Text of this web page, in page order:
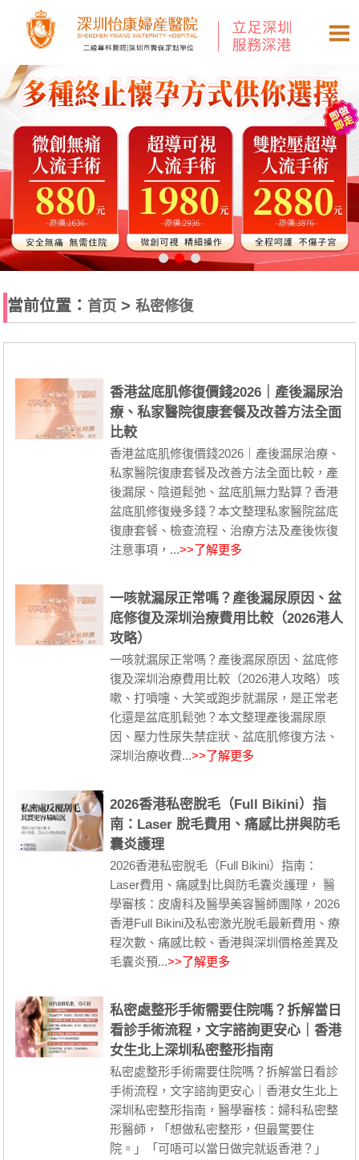
當前位置： 首页 >私密修復
香港盆底肌修復價錢2026｜產後漏尿治
療、私家醫院復康套餐及改善方法全面
比較
香港盆底肌修復價錢2026｜產後漏尿治療、
私家醫院復康套餐及改善方法全面比較，產
後漏尿、陰道鬆弛、盆底肌無力點算？香港
盆底肌修復幾多錢？本文整理私家醫院盆底
復康套餐、檢查流程、治療方法及產後恢復
注意事項，...>>了解更多
一咳就漏尿正常嗎？產後漏尿原因、盆
底修復及深圳治療費用比較（2026港人
攻略）
一咳就漏尿正常嗎？產後漏尿原因、盆底修
復及深圳治療費用比較（2026港人攻略）咳
嗽、打噴嚏、大笑或跑步就漏尿，是正常老
化還是盆底肌鬆弛？本文整理產後漏尿原
因、壓力性尿失禁症狀、盆底肌修復方法、
深圳治療收費...>>了解更多
2026香港私密脫毛（Full Bikini）指
南：Laser 脫毛費用、痛感比拼與防毛
囊炎護理
2026香港私密脫毛（Full Bikini）指南：
Laser費用、痛感對比與防毛囊炎護理， 醫
學審核：皮膚科及醫學美容醫師團隊，2026
香港Full Bikini及私密激光脫毛最新費用、療
程次數、痛感比較、香港與深圳價格差異及
毛囊炎預...>>了解更多
私密處整形手術需要住院嗎？拆解當日
看診手術流程，文字諮詢更安心｜香港
女生北上深圳私密整形指南
私密處整形手術需要住院嗎？拆解當日看診
手術流程，文字諮詢更安心｜香港女生北上
深圳私密整形指南，醫學審核：婦科私密整
形醫師，「想做私密整形，但最驚要住
院。」「可唔可以當日做完就返香港？」